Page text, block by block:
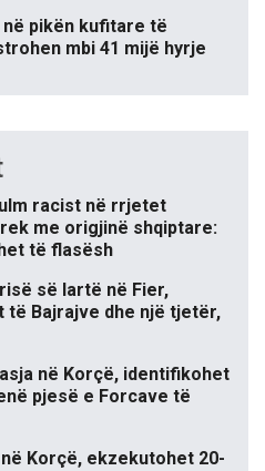
pikën kufitare të
mbi 41 mijë hyrje
racist në rrjetet
me origjinë shqiptare:
të flasësh
së lartë në Fier,
të Bajrajve dhe një tjetër,
në Korçë, identifikohet
pjesë e Forcave të
Korçë, ekzekutohet 20-